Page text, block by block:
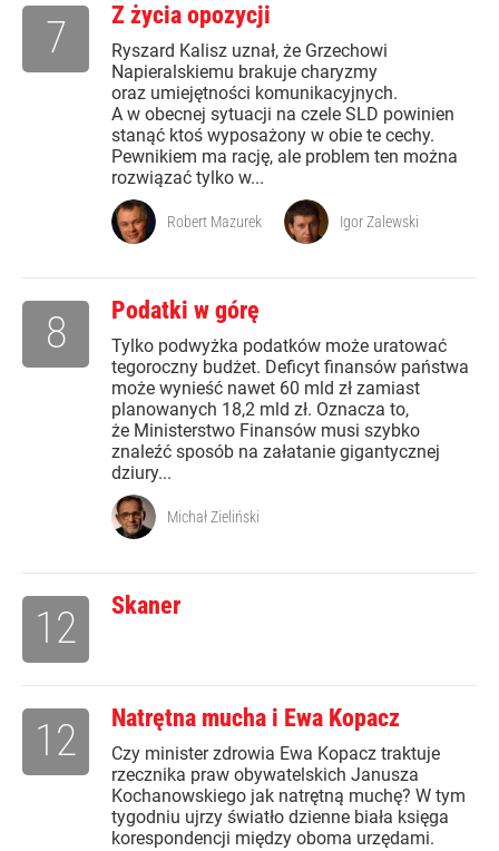
Z życia opozycji
Ryszard Kalisz uznał, że Grzechowi
Napieralskiemu brakuje charyzmy
oraz umiejętności komunikacyjnych.
A w obecnej sytuacji na czele SLD powinien
stanąć ktoś wyposażony w obie te cechy.
Pewnikiem ma rację, ale problem ten można
rozwiązać tylko w...
7
Robert Mazurek Igor Zalewski
Podatki w górę
Tylko podwyżka podatków może uratować
tegoroczny budżet. Deficyt finansów państwa
może wynieść nawet 60 mld zł zamiast
planowanych 18,2 mld zł. Oznacza to,
że Ministerstwo Finansów musi szybko
znaleźć sposób na załatanie gigantycznej
dziury...
8
Michał Zieliński
Skaner
12
Natrętna mucha i Ewa Kopacz
Czy minister zdrowia Ewa Kopacz traktuje
rzecznika praw obywatelskich Janusza
Kochanowskiego jak natrętną muchę? W tym
tygodniu ujrzy światło dzienne biała księga
korespondencji między oboma urzędami.
12